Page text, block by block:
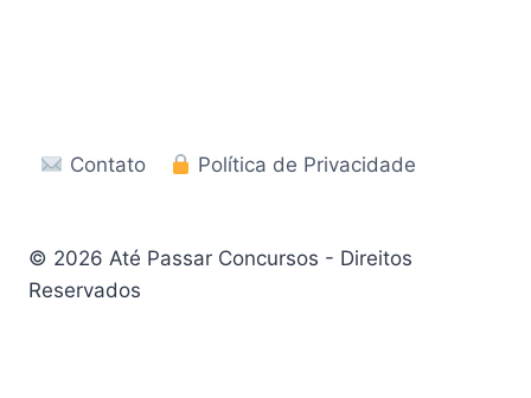
Contato Política de Privacidade
© 2026 Até Passar Concursos - Direitos
Reservados